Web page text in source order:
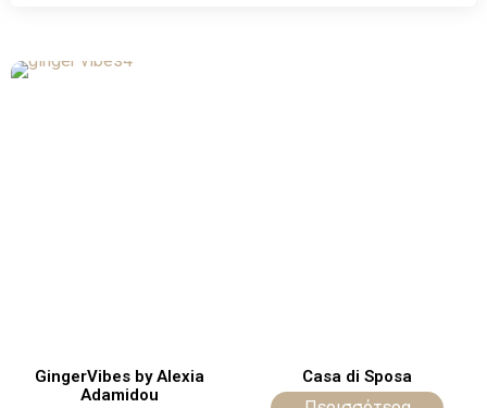
GingerVibes by Alexia
Adamidou
Casa di Sposa